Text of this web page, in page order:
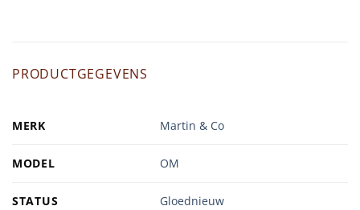
PRODUCTGEGEVENS
MERK Martin & Co
MODEL OM
STATUS Gloednieuw